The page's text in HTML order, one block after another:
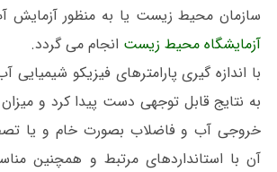
سازمان محیط زیست یا به منظور
آزمایشگاه محیط زیست انجام می گردد.
با اندازه گیری پارامترهای فیزیکو
به نتایج قابل توجهی دست پیدا کرد و
خروجی آب و فاضلاب بصورت خام و یا
آن با استانداردهای مرتبط و همچنین